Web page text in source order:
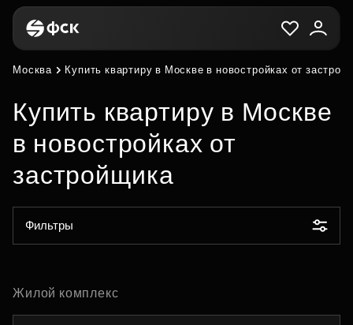
Москва Купить квартиру в Москве в новостройках от
Купить квартиру в Москве
в новостройках от
застройщика
Фильтры
Жилой комплекс